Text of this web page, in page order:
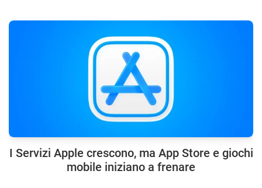
I Servizi Apple crescono, ma App Store e giochi
mobile iniziano a frenare